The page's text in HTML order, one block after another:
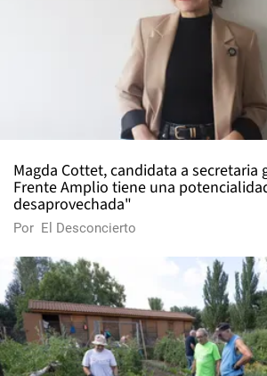
Magda Cottet, candidata a secretaria
Frente Amplio tiene una
desaprovechada"
Por El Desconcierto